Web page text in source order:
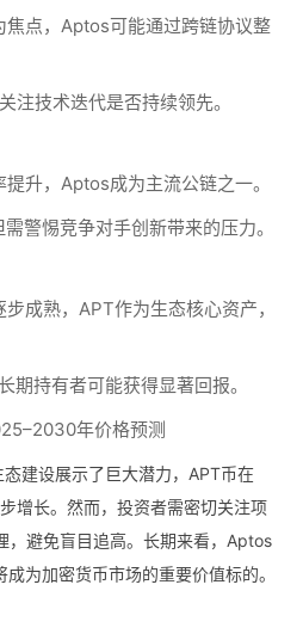
焦点，Aptos可能通过跨链协议整
注技术迭代是否持续领先。
升，Aptos成为主流公链之一。
需警惕竞争对手创新带来的压力。
成熟，APT作为生态核心资产，
期持有者可能获得显著回报。
建设展示了巨大潜力，APT币在
增长。然而，投资者需密切关注项
，避免盲目追高。长期来看，Aptos
为加密货币市场的重要价值标的。